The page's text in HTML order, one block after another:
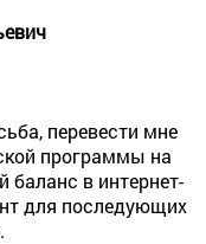
перевести мне
программы на
баланс в интернет-
для последующих